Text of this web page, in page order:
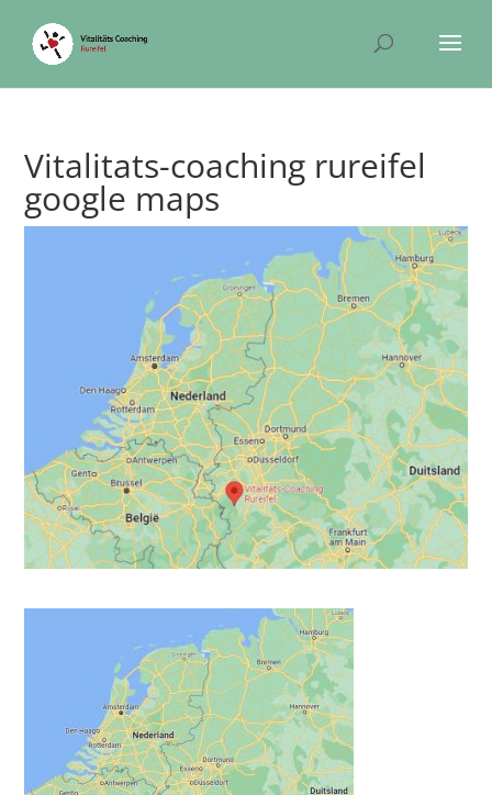
Vitalitats-coaching rureifel
google maps